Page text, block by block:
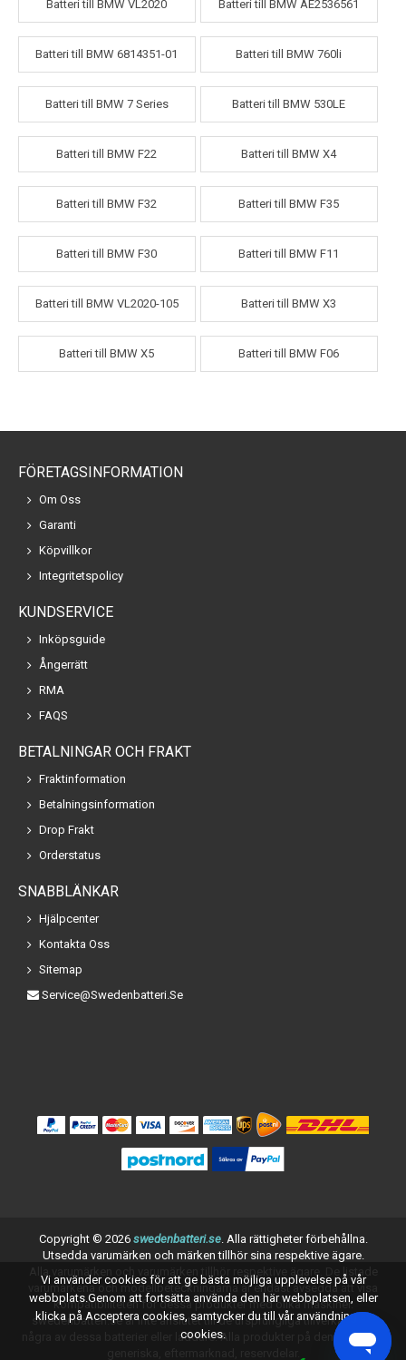
Batteri till BMW VL2020 Batteri till BMW AE2536561
Batteri till BMW 6814351-01 Batteri till BMW 760li
Batteri till BMW 7 Series Batteri till BMW 530LE
Batteri till BMW F22 Batteri till BMW X4
Batteri till BMW F32 Batteri till BMW F35
Batteri till BMW F30 Batteri till BMW F11
Batteri till BMW VL2020-105 Batteri till BMW X3
Batteri till BMW X5 Batteri till BMW F06
FÖRETAGSINFORMATION
Om Oss
Garanti
Köpvillkor
Integritetspolicy
KUNDSERVICE
Inköpsguide
Ångerrätt
RMA
FAQS
BETALNINGAR OCH FRAKT
Fraktinformation
Betalningsinformation
Drop Frakt
Orderstatus
SNABBLÄNKAR
Hjälpcenter
Kontakta Oss
Sitemap
Service@swedenbatteri.se
Copyright © 2026 swedenbatteri.se. Alla rättigheter förbehållna.
Utsedda varumärken och märken tillhör sina respektive ägare.
Alla varumärken och varumärken tillhör respektive ägare. De listade
varumärkena och modellbeteckningarna är endast avsedda att visa
kompatibiliteten för dessa produkter med olika maskiner.
swedenbatteri.se är inte anslutet till de ursprungliga tillverkarna av
några av dessa batterier eller laddare. Alla produkter på denna sida är
Vi använder cookies för att ge bästa möjliga upplevelse på vår
webbplats.Genom att fortsätta använda den här webbplatsen, eller
klicka på Acceptera cookies, samtycker du till vår användning av
cookies.